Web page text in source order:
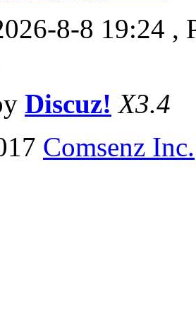
8-8 19:24 ,
Discuz! X3.4
Comsenz Inc.